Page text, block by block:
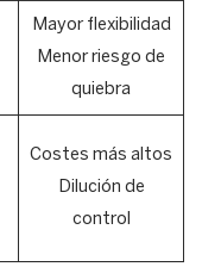
Mayor flexibilidad
Menor riesgo de
quiebra
Costes más altos
Dilución de
control